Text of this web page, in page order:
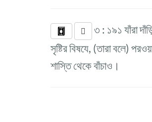
৩ : ১৯১ যাঁরা
সৃষ্টির বিষযে, (তারা বলে)
শাস্তি থেকে বাঁচাও।